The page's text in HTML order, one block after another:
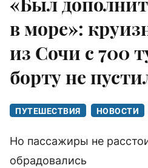
в море»:
из Сочи с 700
борту не
ПУТЕШЕСТВИЯ НОВОСТИ
Но пассажиры не
обрадовались